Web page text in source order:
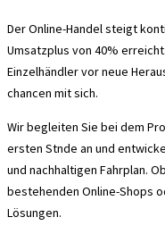
Der Online-Handel steigt
Umsatzplus von 40%
Einzelhändler vor neue
chancen mit sich.
Wir begleiten Sie bei dem
ersten Stnde an und
und nachhaltigen Fahrplan.
bestehenden Online-Shops
Lösungen.